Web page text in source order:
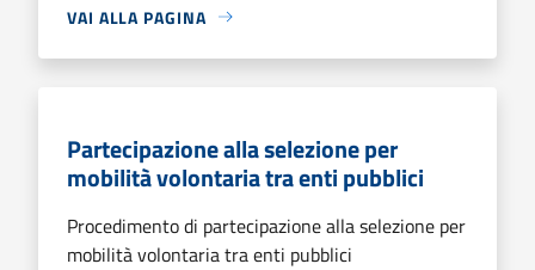
VAI ALLA PAGINA
Partecipazione alla selezione per
mobilità volontaria tra enti pubblici
Procedimento di partecipazione alla selezione per
mobilità volontaria tra enti pubblici